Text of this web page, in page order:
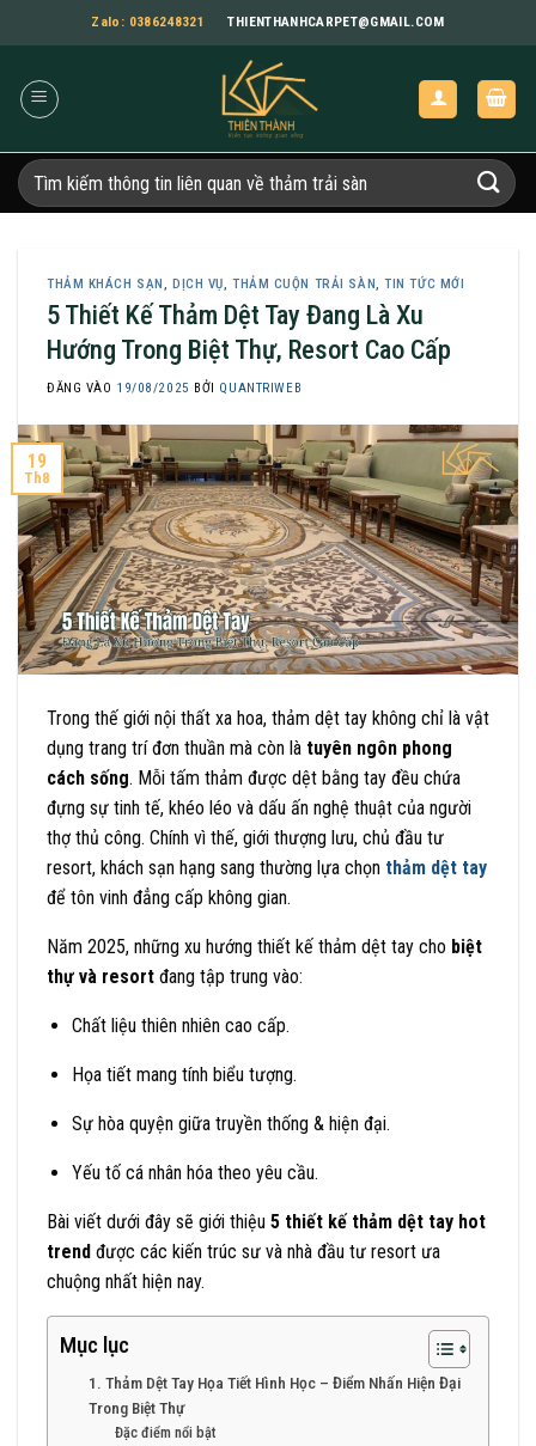
qua
dung
Zalo: 0386248321 THIENTHANHCARPET@GMAIL.COM
Tìm
kiếm:
THẢM KHÁCH SẠN , DỊCH VỤ,THẢM CUỘN TRẢI SÀN,TIN TỨC MỚI
5 Thiết Kế Thảm Dệt Tay Đang Là Xu
Hướng Trong Biệt Thự, Resort Cao Cấp
ĐĂNG VÀO 19/08/2025 BỞI QUANTRIWEB
19
Th8
Trong thế giới nội thất xa hoa, thảm dệt tay không chỉ là vật
dụng trang trí đơn thuần mà còn là tuyên ngôn phong
cách sống. Mỗi tấm thảm được dệt bằng tay đều chứa
đựng sự tinh tế, khéo léo và dấu ấn nghệ thuật của người
thợ thủ công. Chính vì thế, giới thượng lưu, chủ đầu tư
resort, khách sạn hạng sang thường lựa chọn thảm dệt tay
để tôn vinh đẳng cấp không gian.
Năm 2025, những xu hướng thiết kế thảm dệt tay cho biệt
thự và resort đang tập trung vào:
Chất liệu thiên nhiên cao cấp.
Họa tiết mang tính biểu tượng.
Sự hòa quyện giữa truyền thống & hiện đại.
Yếu tố cá nhân hóa theo yêu cầu.
Bài viết dưới đây sẽ giới thiệu 5 thiết kế thảm dệt tay hot
trend được các kiến trúc sư và nhà đầu tư resort ưa
chuộng nhất hiện nay.
Mục lục
1. Thảm Dệt Tay Họa Tiết Hình Học – Điểm Nhấn Hiện Đại
Trong Biệt Thự
Đặc điểm nổi bật